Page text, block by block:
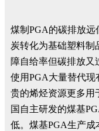
煤制PGA的碳排放
炭转化为基础塑料制
障自给率但碳排放又
使用PGA大量替代
贵的烯烃资源更多用
国自主研发的煤基
低。煤基PGA生产成